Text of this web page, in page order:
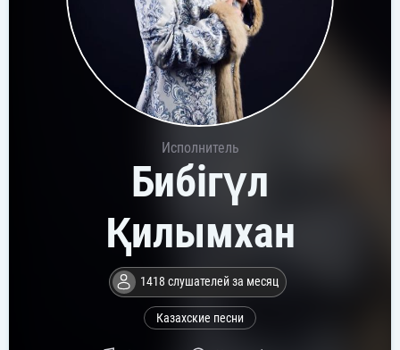
Исполнитель
Бибігүл
Қилымхан
1418 слушателей за месяц
Казахские песни